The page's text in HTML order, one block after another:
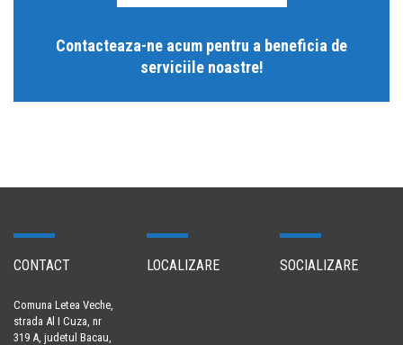
Contacteaza-ne acum pentru a beneficia de
serviciile noastre!
CONTACT
Comuna Letea Veche,
strada Al I Cuza, nr
319 A, judetul Bacau,
LOCALIZARE SOCIALIZARE